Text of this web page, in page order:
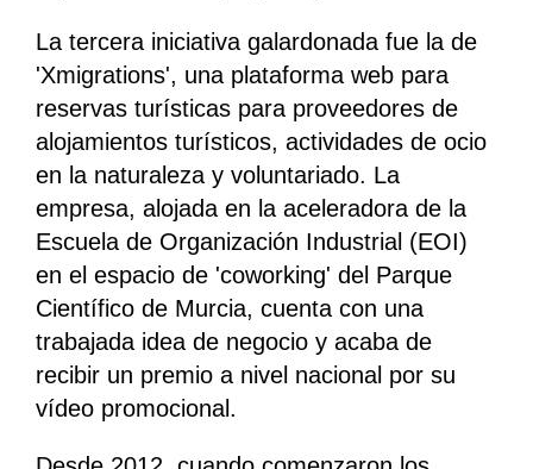
La tercera iniciativa galardonada fue la de
'Xmigrations', una plataforma web para
reservas turísticas para proveedores de
alojamientos turísticos, actividades de ocio
en la naturaleza y voluntariado. La
empresa, alojada en la aceleradora de la
Escuela de Organización Industrial (EOI)
en el espacio de 'coworking' del Parque
Científico de Murcia, cuenta con una
trabajada idea de negocio y acaba de
recibir un premio a nivel nacional por su
vídeo promocional.